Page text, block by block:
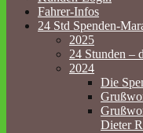
Fahrer-Infos
24 Std Spenden-
2025
24 Stunden –
2024
Die
Dieter